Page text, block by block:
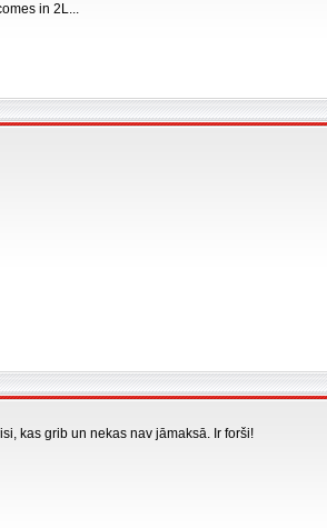
in 2L...
kas grib un nekas nav jāmaksā. Ir forši!